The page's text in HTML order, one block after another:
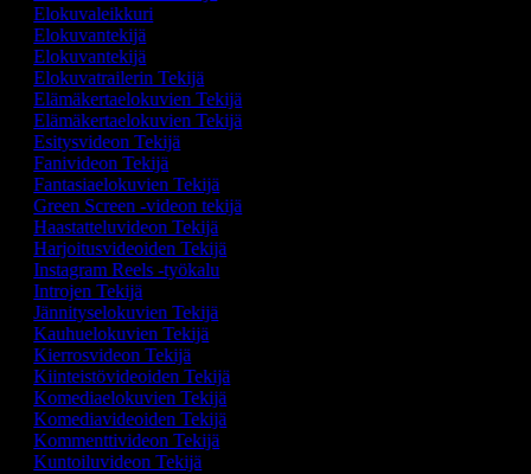
Elokuvaleikkuri
Elokuvantekijä
Elokuvantekijä
Elokuvatrailerin Tekijä
Elämäkertaelokuvien Tekijä
Elämäkertaelokuvien Tekijä
Esitysvideon Tekijä
Fanivideon Tekijä
Fantasiaelokuvien Tekijä
Green Screen -videon tekijä
Haastatteluvideon Tekijä
Harjoitusvideoiden Tekijä
Instagram Reels -työkalu
Introjen Tekijä
Jännityselokuvien Tekijä
Kauhuelokuvien Tekijä
Kierrosvideon Tekijä
Kiinteistövideoiden Tekijä
Komediaelokuvien Tekijä
Komediavideoiden Tekijä
Kommenttivideon Tekijä
Kuntoiluvideon Tekijä